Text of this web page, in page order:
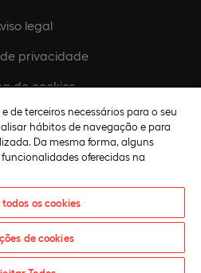
legal
privacidade
de cookies
cookies
Todos os direitos reservados
de terceiros necessários para o seu
hábitos de navegação e para
Da mesma forma, alguns
oferecidas na
os cookies
de cookies